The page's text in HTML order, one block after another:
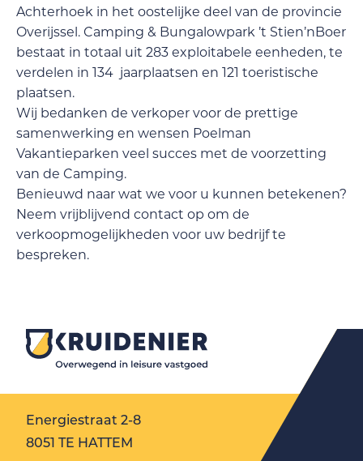
Achterhoek in het oostelijke deel van de provincie
Overijssel. Camping & Bungalowpark ’t Stien’nBoer
bestaat in totaal uit 283 exploitabele eenheden, te
verdelen in 134 jaarplaatsen en 121 toeristische
plaatsen.
Wij bedanken de verkoper voor de prettige
samenwerking en wensen Poelman
Vakantieparken veel succes met de voorzetting
van de Camping.
Benieuwd naar wat we voor u kunnen betekenen?
Neem vrijblijvend contact op om de
verkoopmogelijkheden voor uw bedrijf te
bespreken.
Energiestraat 2-8
8051 TE HATTEM